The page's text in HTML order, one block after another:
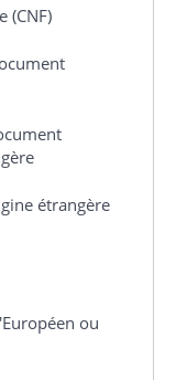
(CNF)
étrangère
ou